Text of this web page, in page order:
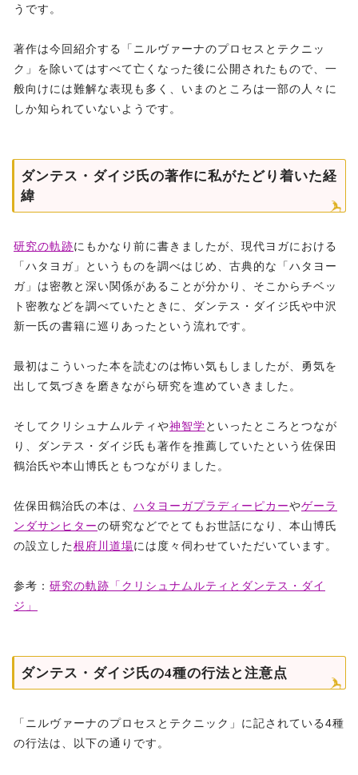
うです。
著作は今回紹介する「ニルヴァーナのプロセスとテクニッ
ク」を除いてはすべて亡くなった後に公開されたもので、一
般向けには難解な表現も多く、いまのところは一部の人々に
しか知られていないようです。
ダンテス・ダイジ氏の著作に私がたどり着いた経
緯
研究の軌跡にもかなり前に書きましたが、現代ヨガにおける
「ハタヨガ」というものを調べはじめ、古典的な「ハタヨー
ガ」は密教と深い関係があることが分かり、そこからチベッ
ト密教などを調べていたときに、ダンテス・ダイジ氏や中沢
新一氏の書籍に巡りあったという流れです。
最初はこういった本を読むのは怖い気もしましたが、勇気を
出して気づきを磨きながら研究を進めていきました。
そしてクリシュナムルティや神智学といったところとつなが
り、ダンテス・ダイジ氏も著作を推薦していたという佐保田
鶴治氏や本山博氏ともつながりました。
佐保田鶴治氏の本は、 ハタヨーガプラディーピカーやゲーラ
ンダサンヒターの研究などでとてもお世話になり、本山博氏
の設立した根府川道場には度々伺わせていただいています。
参考： 研究の軌跡「クリシュナムルティとダンテス・ダイ
ジ」
ダンテス・ダイジ氏の4種の行法と注意点
「ニルヴァーナのプロセスとテクニック」に記されている4種
の行法は、以下の通りです。